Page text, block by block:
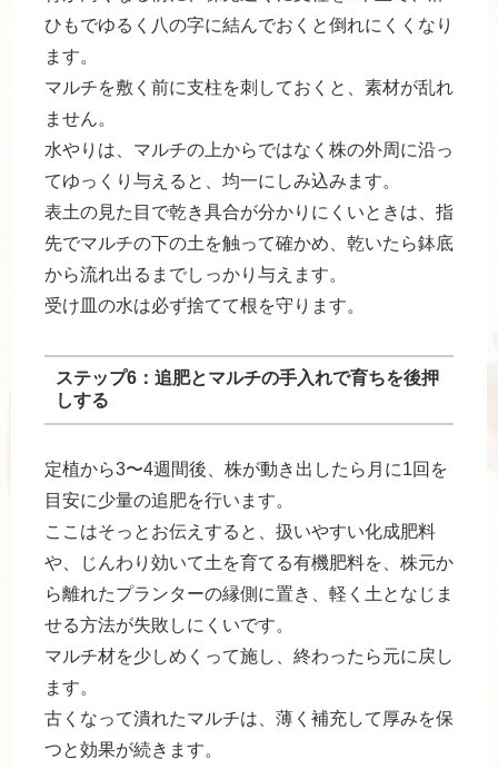
ひもでゆるく八の字に結んでおくと倒れにくくなり
ます。
マルチを敷く前に支柱を刺しておくと、素材が乱れ
ません。
水やりは、マルチの上からではなく株の外周に沿っ
てゆっくり与えると、均一にしみ込みます。
表土の見た目で乾き具合が分かりにくいときは、指
先でマルチの下の土を触って確かめ、乾いたら鉢底
から流れ出るまでしっかり与えます。
受け皿の水は必ず捨てて根を守ります。
ステップ6：追肥とマルチの手入れで育ちを後押
しする
定植から3〜4週間後、株が動き出したら月に1回を
目安に少量の追肥を行います。
ここはそっとお伝えすると、扱いやすい化成肥料
や、じんわり効いて土を育てる有機肥料を、株元か
ら離れたプランターの縁側に置き、軽く土となじま
せる方法が失敗しにくいです。
マルチ材を少しめくって施し、終わったら元に戻し
ます。
古くなって潰れたマルチは、薄く補充して厚みを保
つと効果が続きます。